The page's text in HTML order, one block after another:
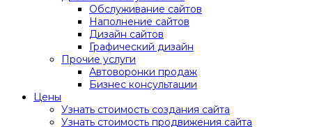
Обслуживание сайтов
Наполнение сайтов
Дизайн сайтов
Графический дизайн
Прочие услуги
Автоворонки продаж
Бизнес консультации
Цены
Узнать стоимость создания сайта
Узнать стоимость продвижения сайта